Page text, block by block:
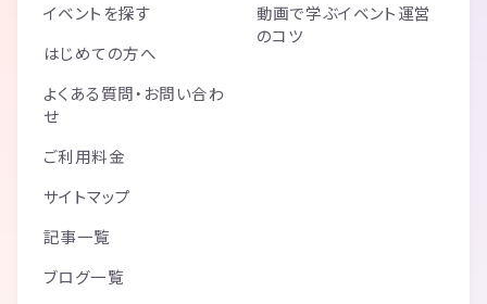
イベントを探す
はじめての方へ
よくある質問・お問い合わ
せ
ご利用料金
サイトマップ
記事一覧
ブログ一覧
動画で学ぶイベント運営
のコツ